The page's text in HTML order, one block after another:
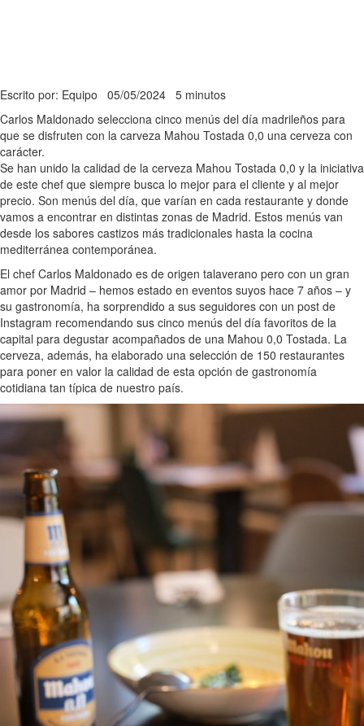
Escrito por: Equipo 05/05/2024 5 minutos
Carlos Maldonado selecciona cinco menús del día madrileños para
que se disfruten con la carveza Mahou Tostada 0,0 una cerveza con
carácter.
Se han unido la calidad de la cerveza Mahou Tostada 0,0 y la iniciativa
de este chef que siempre busca lo mejor para el cliente y al mejor
precio. Son menús del día, que varían en cada restaurante y donde
vamos a encontrar en distintas zonas de Madrid. Estos menús van
desde los sabores castizos más tradicionales hasta la cocina
mediterránea contemporánea.
El chef Carlos Maldonado es de origen talaverano pero con un gran
amor por Madrid – hemos estado en eventos suyos hace 7 años – y
su gastronomía, ha sorprendido a sus seguidores con un post de
Instagram recomendando sus cinco menús del día favoritos de la
capital para degustar acompañados de una Mahou 0,0 Tostada. La
cerveza, además, ha elaborado una selección de 150 restaurantes
para poner en valor la calidad de esta opción de gastronomía
cotidiana tan típica de nuestro país.